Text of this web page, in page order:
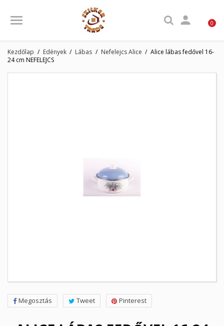
 0
Kezdőlap Edények Lábas Nefelejcs Alice
Alice lábas fedővel 16-
24 cm NEFELEJCS
Megosztás Tweet Pinterest